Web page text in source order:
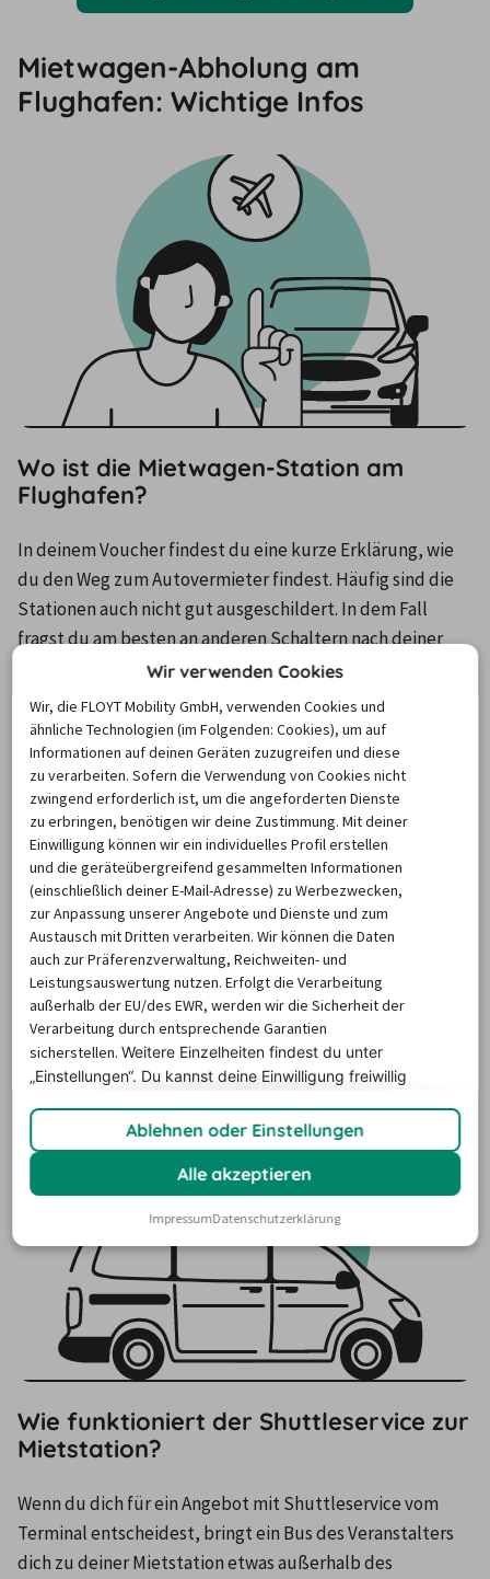
Mietwagen-Abholung am
Flughafen: Wichtige Infos
Wo ist die Mietwagen-Station am
Flughafen?
In deinem Voucher findest du eine kurze Erklärung, wie
du den Weg zum Autovermieter findest. Häufig sind die
Stationen auch nicht gut ausgeschildert. In dem Fall
fragst du am besten an anderen Schaltern nach deiner
Autovermietung oder wende dich gerne an unsere
Experten am Telefon (0221 567 999 11), wenn du dazu
Fragen hast.
Beachte bei der Abholung, dass dein Anbieter nicht
unbedingt auch dein Autovermieter ist. Wenn du zum
Beispiel über den Veranstalter DriveFTI gebucht hast,
wirst du vergeblich nach einem entsprechenden Schalter
am Flughafen suchen. Wer dein Vermieter ist, kannst du
bereits deinem gewünschten Angebot entnehmen oder
später auf deinem Voucher nachlesen. Halte am
Flughafen Ausschau nach der Station oder dem
Shuttlebus des Vermieters.
Wie funktioniert der Shuttleservice zur
Mietstation?
Wenn du dich für ein Angebot mit Shuttleservice vom
Terminal entscheidest, bringt ein Bus des Veranstalters
dich zu deiner Mietstation etwas außerhalb des
Wir verwenden Cookies
Wir, die FLOYT Mobility GmbH, verwenden Cookies und
ähnliche Technologien (im Folgenden: Cookies), um auf
Informationen auf deinen Geräten zuzugreifen und diese
zu verarbeiten. Sofern die Verwendung von Cookies nicht
zwingend erforderlich ist, um die angeforderten Dienste
zu erbringen, benötigen wir deine Zustimmung. Mit deiner
Einwilligung können wir ein individuelles Profil erstellen
und die geräteübergreifend gesammelten Informationen
(einschließlich deiner E-Mail-Adresse) zu Werbezwecken,
zur Anpassung unserer Angebote und Dienste und zum
Austausch mit Dritten verarbeiten. Wir können die Daten
auch zur Präferenzverwaltung, Reichweiten- und
Leistungsauswertung nutzen. Erfolgt die Verarbeitung
außerhalb der EU/des EWR, werden wir die Sicherheit der
Verarbeitung durch entsprechende Garantien
sicherstellen.Weitere Einzelheiten findest du unter
„Einstellungen“. Du kannst deine Einwilligung freiwillig
Ablehnen oder Einstellungen
Alle akzeptieren
ImpressumDatenschutzerklärung